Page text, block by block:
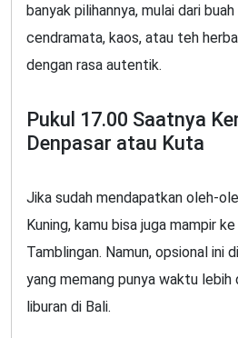
banyak pilihannya, mulai dari
cendramata, kaos, atau teh
dengan rasa autentik.
Pukul 17.00 Saatnya
Denpasar atau Kuta
Jika sudah mendapatkan oleh-
Kuning, kamu bisa juga mampir ke
Tamblingan. Namun, opsional ini
yang memang punya waktu lebih
liburan di Bali.